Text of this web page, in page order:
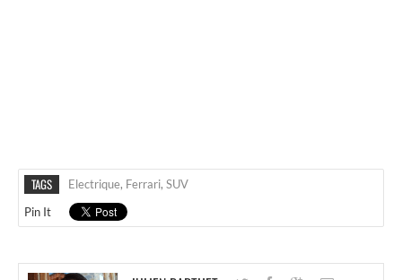
TAGS Electrique, Ferrari, SUV
Pin It